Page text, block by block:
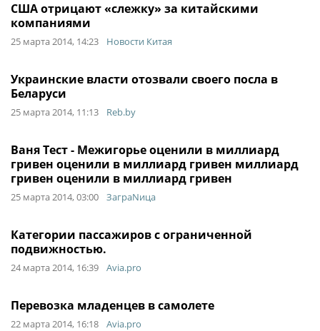
США отрицают «слежку» за китайскими
компаниями
25 марта 2014, 14:23 Новости Китая
Украинские власти отозвали своего посла в
Беларуси
25 марта 2014, 11:13 Reb.by
Ваня Тест - Межигорье оценили в миллиард
гривен оценили в миллиард гривен миллиард
гривен оценили в миллиард гривен
25 марта 2014, 03:00 ЗаграNица
Категории пассажиров с ограниченной
подвижностью.
24 марта 2014, 16:39 Avia.pro
Перевозка младенцев в самолете
22 марта 2014, 16:18 Avia.pro